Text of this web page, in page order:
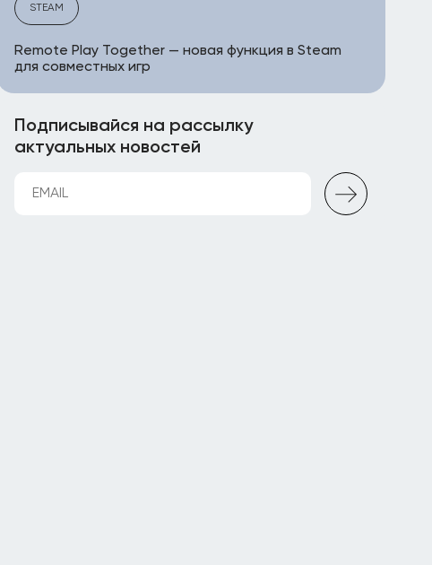
STEAM
Remote Play Together — новая функция в Steam
для совместных игр
Подписывайся на рассылку
актуальных новостей